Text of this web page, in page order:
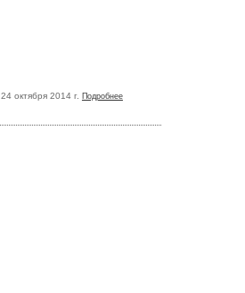
24 октября 2014 г. Подробнее